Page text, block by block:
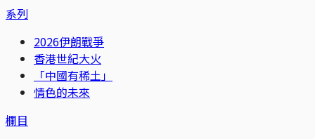
系列
2026伊朗戰爭
香港世紀大火
「中國有稀土」
情色的未來
欄目